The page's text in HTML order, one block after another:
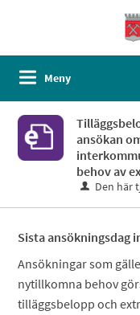
Meny
ansökan
behov av
Den här
Sista ansökningsdag
Ansökningar som
nytillkomna behov
tilläggsbelopp och